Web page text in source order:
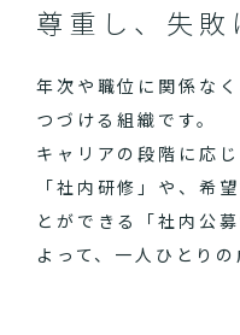
尊重し、失敗
年次や職位に関係な
つづける組織です。
キャリアの段階に応
「社内研修」や、希
とができる「社内公
よって、一人ひとり